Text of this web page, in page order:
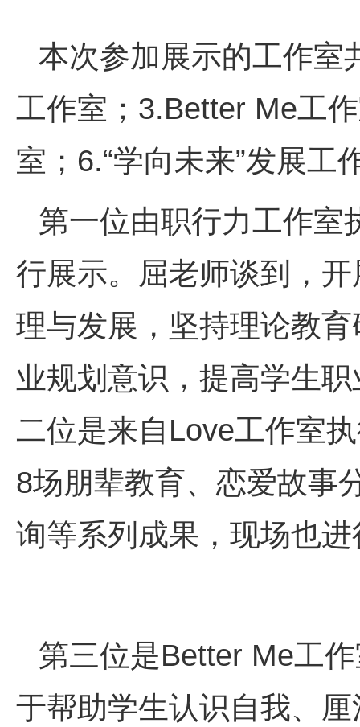
本次参加展示的工作室
工作室；3.Better Me工
室；6.“学向未来”发展工
第一位由职行力工作室
行展示。屈老师谈到，
理与发展，坚持理论教
业规划意识，提高学生
二位是来自Love工作室
8场朋辈教育、恋爱故事
询等系列成果，现场也
第三位是Better Me工
于帮助学生认识自我、